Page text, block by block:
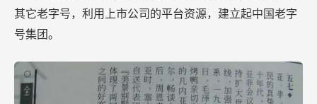
其它老字号，利用上市公司的平台资源，建立起中国老字
号集团。